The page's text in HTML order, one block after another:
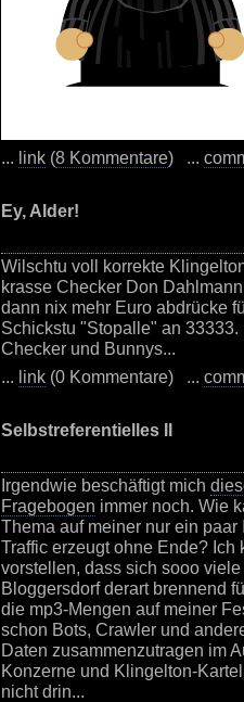
... link (8 Kommentare) ...
Ey, Alder!
Wilschtu voll korrekte
krasse Checker Don
dann nix mehr Euro abdrücke
Schickstu "Stopalle" an
Checker und Bunnys...
... link (0 Kommentare) ...
Selbstreferentielles II
Irgendwie beschäftigt mich
Fragebogen immer noch. Wie
Thema auf meiner nur ein
Traffic erzeugt ohne Ende?
vorstellen, dass sich sooo
Bloggersdorf derart brennend
die mp3-Mengen auf meiner
schon Bots, Crawler und
Daten zusammenzutragen im
Konzerne und Klingelton-
nicht drin...